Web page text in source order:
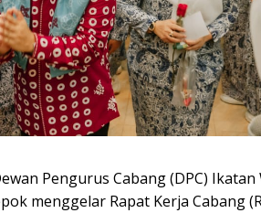
Pengurus Cabang (DPC)
menggelar Rapat Kerja Cabang